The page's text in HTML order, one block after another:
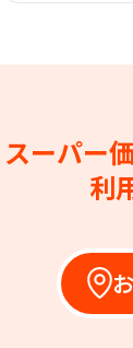
スーパー
利